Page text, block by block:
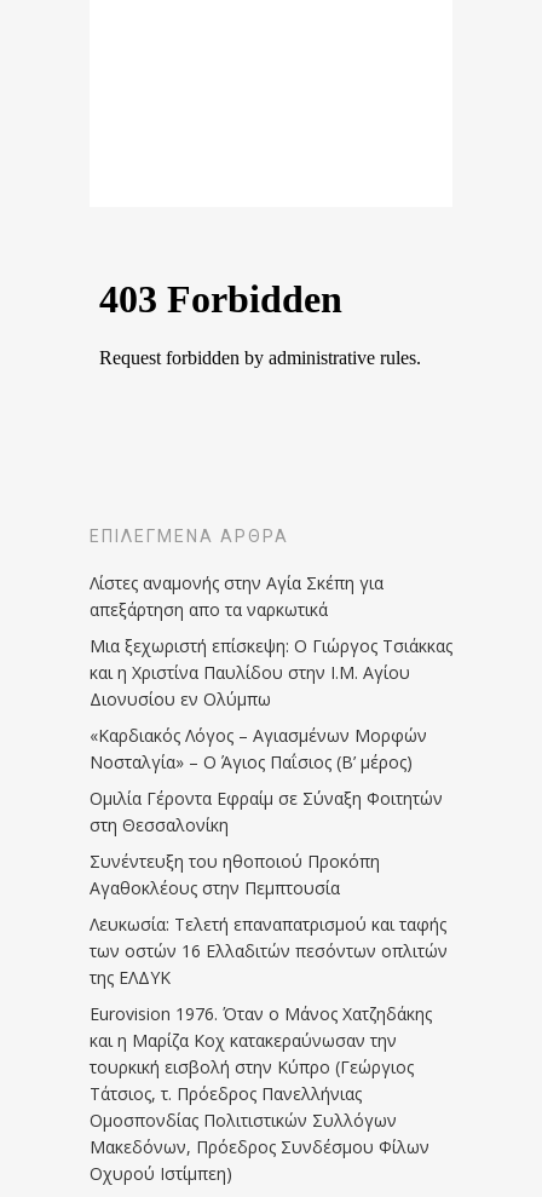
ΕΠΙΛΕΓΜΈΝΑ ΆΡΘΡΑ
Λίστες αναμονής στην Αγία Σκέπη για
απεξάρτηση απο τα ναρκωτικά
Μια ξεχωριστή επίσκεψη: Ο Γιώργος Τσιάκκας
και η Χριστίνα Παυλίδου στην Ι.Μ. Αγίου
Διονυσίου εν Ολύμπω
«Καρδιακός Λόγος – Αγιασμένων Μορφών
Νοσταλγία» – Ο Άγιος Παΐσιος (Β’ μέρος)
Ομιλία Γέροντα Εφραίμ σε Σύναξη Φοιτητών
στη Θεσσαλονίκη
Συνέντευξη του ηθοποιού Προκόπη
Αγαθοκλέους στην Πεμπτουσία
Λευκωσία: Τελετή επαναπατρισμού και ταφής
των οστών 16 Ελλαδιτών πεσόντων οπλιτών
της ΕΛΔΥΚ
Eurovision 1976. Όταν ο Μάνος Χατζηδάκης
και η Μαρίζα Κοχ κατακεραύνωσαν την
τουρκική εισβολή στην Κύπρο (Γεώργιος
Τάτσιος, τ. Πρόεδρος Πανελλήνιας
Ομοσπονδίας Πολιτιστικών Συλλόγων
Μακεδόνων, Πρόεδρος Συνδέσμου Φίλων
Οχυρού Ιστίμπεη)